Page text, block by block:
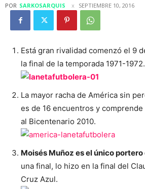
POR SARKOSARQUIS SEPTIEMBRE 10, 2016
Está gran rivalidad comenzó el 9
la final de la temporada 1971-1972.
La mayor racha de América sin
es de 16 encuentros y
al Bicentenario 2010.
Moisés Muñoz es el único
una final, lo hizo en la final del
Cruz Azul.